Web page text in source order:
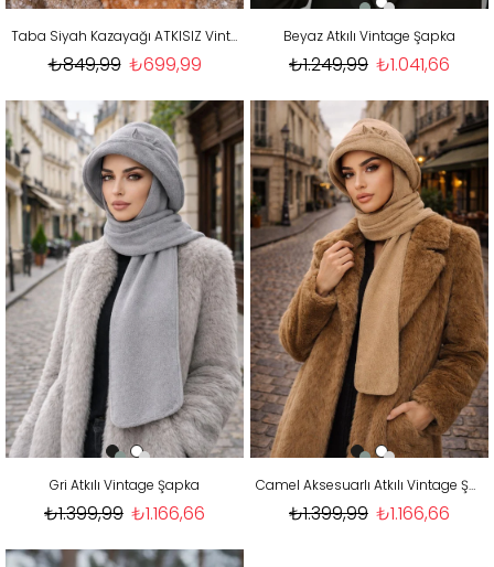
Taba Siyah Kazayağı ATKISIZ Vintage Şapka
₺699,99
₺849,99
Beyaz Atkılı Vintage Şapka
₺1.041,66
₺1.249,99
Gri Atkılı Vintage Şapka
₺1.166,66
₺1.399,99
Camel Aksesuarlı Atkılı Vintage Şapka
₺1.166,66
₺1.399,99